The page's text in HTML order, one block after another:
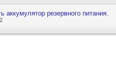
аккумулятор резервного питания.